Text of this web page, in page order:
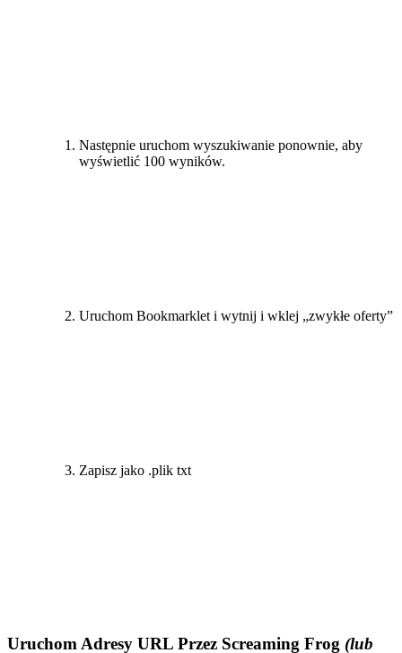
Następnie uruchom wyszukiwanie ponownie, aby
wyświetlić 100 wyników.
Uruchom Bookmarklet i wytnij i wklej „zwykłe oferty”
Zapisz jako .plik txt
Uruchom Adresy URL Przez Screaming Frog (lub